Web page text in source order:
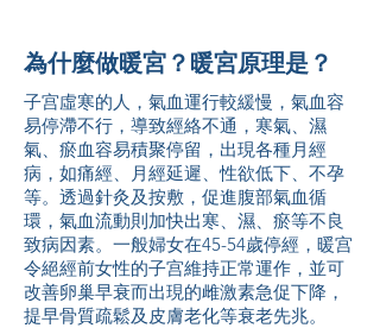
為什麼做暖宮？暖宮原理是？
子宫虛寒的人，氣血運行較緩慢，氣血容
易停滯不行，導致經絡不通，寒氣、濕
氣、瘀血容易積聚停留，出現各種月經
病，如痛經、月經延遲、性欲低下、不孕
等。透過針灸及按敷，促進腹部氣血循
環，氣血流動則加快出寒、濕、瘀等不良
致病因素。一般婦女在45-54歲停經，暖宫
令絕經前女性的子宫維持正常運作，並可
改善卵巢早衰而出現的雌激素急促下降，
提早骨質疏鬆及皮膚老化等衰老先兆。